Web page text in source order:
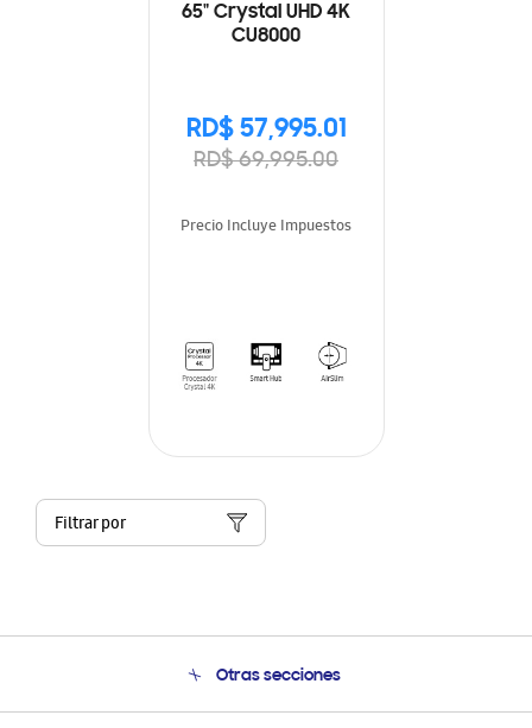
65" Crystal UHD 4K
CU8000
RD$ 57,995.01
RD$ 69,995.00
Precio Incluye Impuestos
Filtrar por
Otras secciones